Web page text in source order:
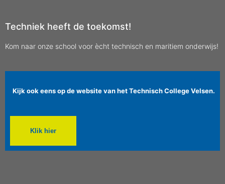
Techniek heeft de toekomst!
Kom naar onze school voor ècht technisch en maritiem onderwijs!
Kijk ook eens op de website van het Technisch College Velsen.
Klik hier